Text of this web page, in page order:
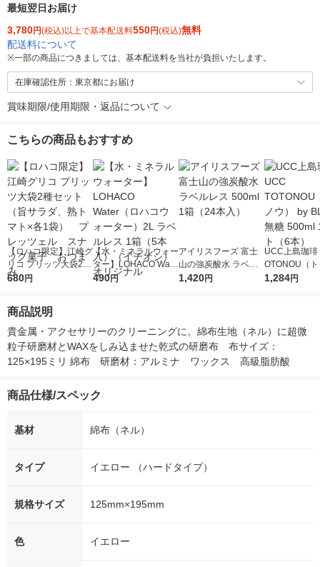
最短翌日お届け
3,780円(税込)以上で基本配送料550円(税込)無料
配送料について
※一部の商品につきましては、基本配送料を当社が負担いたします。
在庫確認住所：東京都にお届け
賞味期限/使用期限・返品について
こちらの商品もおすすめ
【ロハコ限定】江崎グ
リコ プリッツ大袋2種
セット（旨サラダ、熟
菓子 おつまみ
680円
【水・ミネラルウォー
ター】LOHACO Wate
r（ロハコウォータ
490円
アイリスフーズ 富士
山の強炭酸水 ラベル
レス 500ml 1箱（24
1,420円
UCC上島珈琲
OTONOU（
ウ） by
1,284円
商品説明
貴金属・アクセサリーのクリーニングに。綿布生地（ネル）に超微
粒子研磨材とWAXをしみ込ませた乾式の研磨布　布サイズ：
125×195ミリ 綿布　研磨材：アルミナ　ワックス　高級脂肪酸
商品仕様/スペック
基材 綿布（ネル）
タイプ イエロー （ハードタイプ）
規格サイズ 125mm×195mm
色 イエロー